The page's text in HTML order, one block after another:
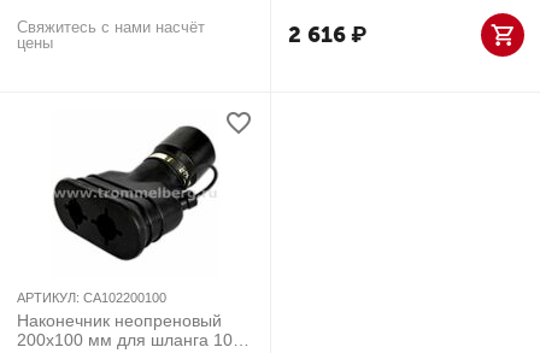
Свяжитесь с нами насчёт
цены
2 616₽
АРТИКУЛ: CA102200100
Наконечник неопреновый
200х100 мм для шланга 100